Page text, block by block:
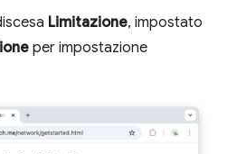
Limitazione, impostato
per impostazione